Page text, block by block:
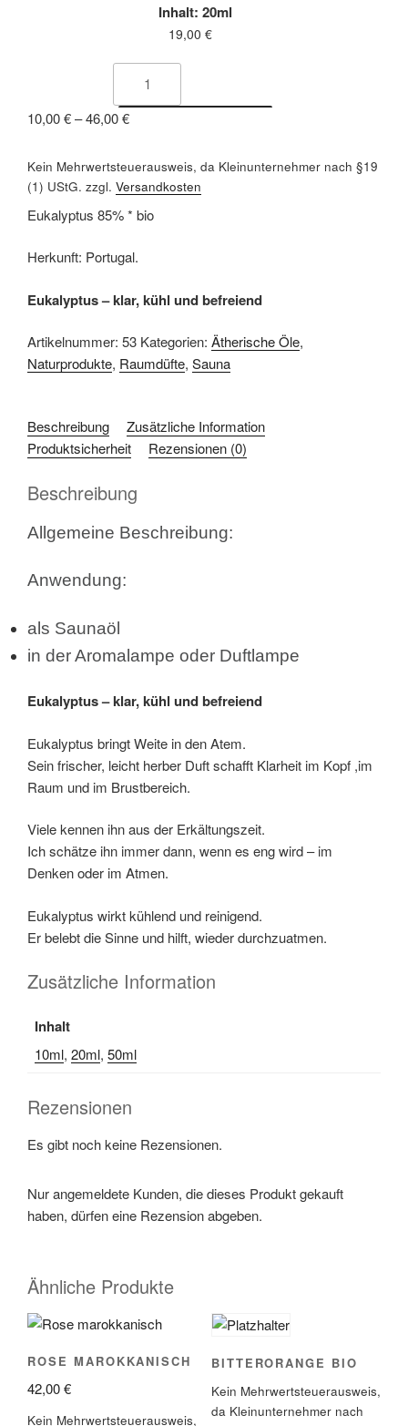
Inhalt: 20ml
19,00 €
Eukalyptus
85%
Menge
Eukalyptus
85% In den Warenkorb
10,00€–46,00€
Kein Mehrwertsteuerausweis, da Kleinunternehmer nach §19
(1) UStG. zzgl. Versandkosten
Eukalyptus 85% * bio
Herkunft: Portugal.
Eukalyptus – klar, kühl und befreiend
Artikelnummer: 53 Kategorien: Ätherische Öle,
Naturprodukte, Raumdüfte, Sauna
Beschreibung
Zusätzliche Information
Produktsicherheit
Rezensionen (0)
Beschreibung
Allgemeine Beschreibung:
Anwendung:
als Saunaöl
in der Aromalampe oder Duftlampe
Eukalyptus – klar, kühl und befreiend
Eukalyptus bringt Weite in den Atem.
Sein frischer, leicht herber Duft schafft Klarheit im Kopf ,im
Raum und im Brustbereich.
Viele kennen ihn aus der Erkältungszeit.
Ich schätze ihn immer dann, wenn es eng wird – im
Denken oder im Atmen.
Eukalyptus wirkt kühlend und reinigend.
Er belebt die Sinne und hilft, wieder durchzuatmen.
Zusätzliche Information
Inhalt
10ml, 20ml, 50ml
Rezensionen
Es gibt noch keine Rezensionen.
Nur angemeldete Kunden, die dieses Produkt gekauft
haben, dürfen eine Rezension abgeben.
Ähnliche Produkte
ROSE MAROKKANISCH
42,00€
Kein Mehrwertsteuerausweis,
BITTERORANGE BIO
Kein Mehrwertsteuerausweis,
da Kleinunternehmer nach